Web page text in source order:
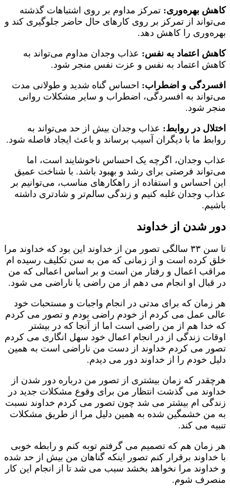
کاهش بهره‌وری: تمرکز مداوم بر روی اشتباهات گذشته
می‌تواند از تمرکز بر روی کارهای حال حاضر جلوگیری کند و
بهره‌وری را کاهش دهد.
کاهش اعتماد به نفس: عذاب وجدان مداوم می‌تواند به
کاهش اعتماد به نفس و عزت نفس منجر شود.
افسردگی و اضطراب: احساس گناه شدید و طولانی مدت
می‌تواند به افسردگی، اضطراب و سایر مشکلات روانی
منجر شود.
اختلال در روابط: عذاب وجدان بیش از حد می‌تواند به
روابط ما با دیگران آسیب برساند و باعث ایجاد فاصله شود.
عذاب وجدان، اگرچه یک احساس ناخوشایند است، اما
می‌تواند فرصتی برای رشد و بهبود باشد. با شناخت عمیق
این احساس و استفاده از راهکارهای مناسب، می‌توانیم بر
عذاب وجدان غلبه کنیم و زندگی سالم‌تر و شادتری داشته
باشیم.
دور شدن از خداوند
تا سن ۳۳ سالگی تصور من از خداوند این بود که خداوند مرا
خلق کرده است و از زمانی که من به سن تکلیف رسیده ام
مراقب اعمال و رفتار من است و بر اساس اعمالی که من
در قبال او انجام می دهم از من راضی یا ناراضی می شود.
هر زمان که برای مدتی در انجام واجبات و مستحبات خود
عالی عمل می کردم از خودم راضی بودم و تصور می کردم
که خدا هم از من راضی است اما از آنجا که در بیشتر
اوقات زندگی از در انجام اعمال خود سهل انگاری می کردم
تصور می کردم خداوند از دست من ناراضی است به همین
دلیل خودم را از خداوند دور می دیدم.
هرچقدر که زمان بیشتری از تصور من درباره دور شدن از
خداوند می گذشت انتظار من برای وقوع مشکلات جدید در
زندگی ام بیشتر می شد چون تصور می کردم خداوند نسبت
به من خشمگین شده به همین دلیل مرا از طریق مشکلات
تنبیه می کند.
هر زمان هم که تصمیم می گرفتم توبه کنم و رابطه خوبی
با خداوند برقرار کنم تصور اینکه گناهان من بیش از حد شده
و خداوند مرا نخواهد بخشد سبب می شد تا از انجام این کار
منصرف شوم.